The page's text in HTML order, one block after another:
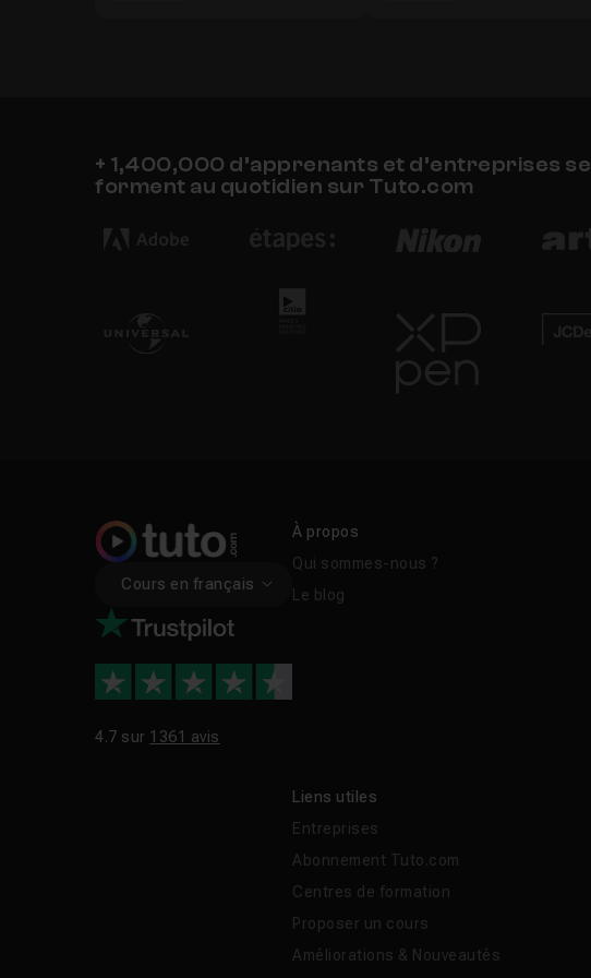
+ 1,400,000 d’apprenants et d’entreprises se
forment au quotidien sur Tuto.com
Cours en français
4.7 sur 1361 avis
À propos
Qui sommes-nous ?
Le blog
Liens utiles
Entreprises
Abonnement Tuto.com
Centres de formation
Proposer un cours
Améliorations & Nouveautés